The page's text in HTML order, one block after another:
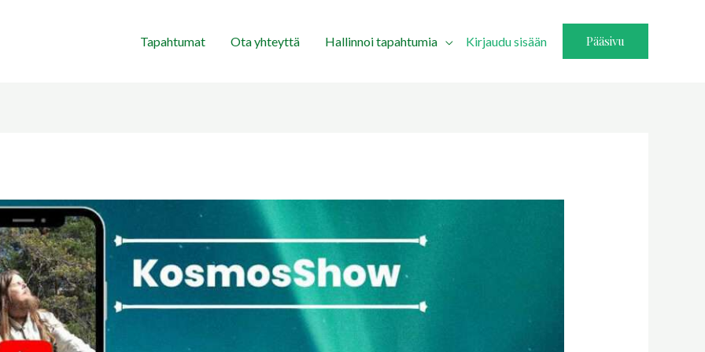
Tapahtumat
Ota yhteyttä Hallinnoi tapahtumia Kirjaudu sisään Pääsivu